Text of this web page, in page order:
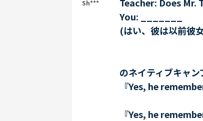
Sh***
You: _______
(はい、彼は以前彼
のネイティブキャ
『Yes, he
『Yes, he